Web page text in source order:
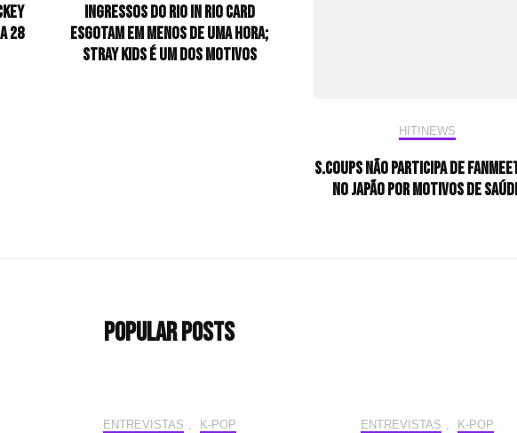
28
Ingressos do Rio In Rio Card
esgotam em menos de uma hora;
Stray Kids é um dos motivos
HIT!NEWS
S.Coups não participa de
no Japão por motivos de
Popular Posts
ENTREVISTAS , K-POP ENTREVISTAS , K-POP